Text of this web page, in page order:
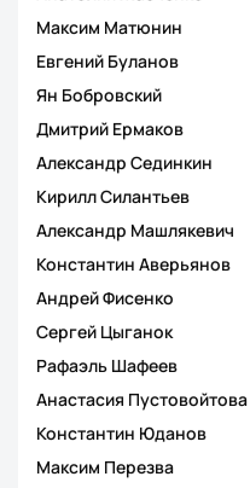
Максим Матюнин
Евгений Буланов
Ян Бобровский
Дмитрий Ермаков
Александр Сединкин
Кирилл Силантьев
Александр Машлякевич
Константин Аверьянов
Андрей Фисенко
Сергей Цыганок
Рафаэль Шафеев
Анастасия Пустовойтова
Константин Юданов
Максим Перезва